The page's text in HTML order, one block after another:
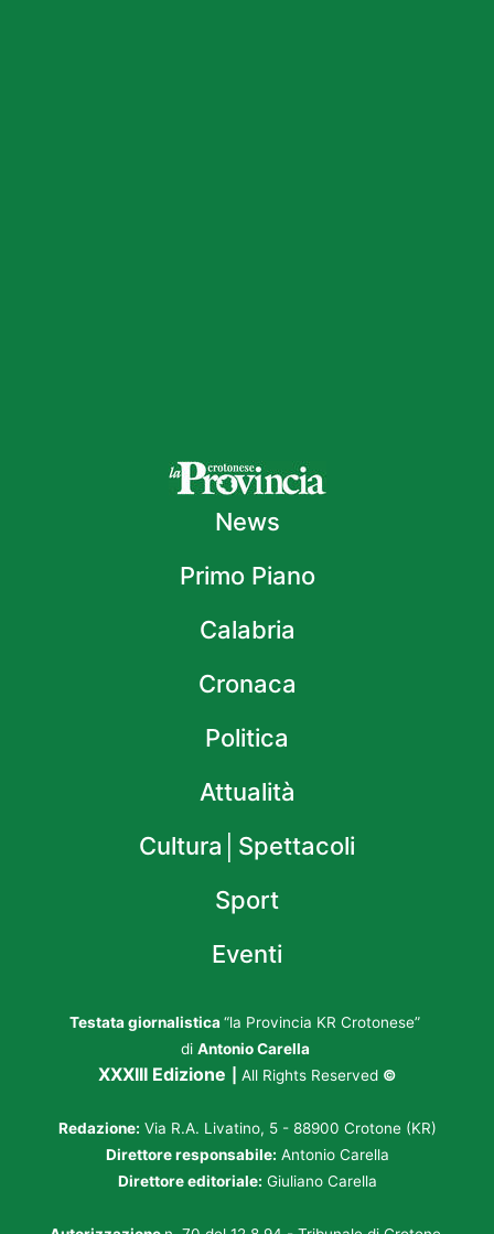
News
Primo Piano
Calabria
Cronaca
Politica
Attualità
Cultura│Spettacoli
Sport
Eventi
Testata giornalistica “la Provincia KR Crotonese”
di Antonio Carella
XXXIII Edizione All Rights Reserved ©
Redazione: Via R.A. Livatino, 5 - 88900 Crotone (KR)
Direttore responsabile: Antonio Carella
Direttore editoriale: Giuliano Carella